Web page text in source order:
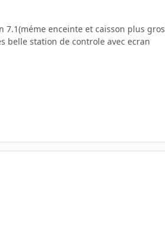
7.1(méme enceinte et caisson plus
belle station de controle avec ecran